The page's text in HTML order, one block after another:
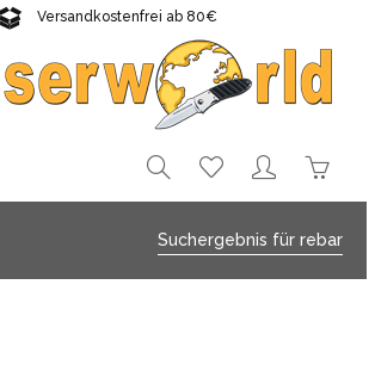
Versandkostenfrei ab 80€
Gratisversand sichern!
Suchergebnis für rebar